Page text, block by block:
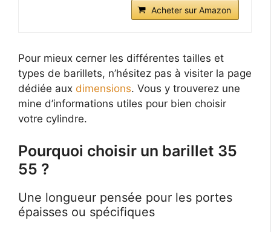
Acheter sur Amazon
Pour mieux cerner les différentes tailles et
types de barillets, n’hésitez pas à visiter la page
dédiée aux dimensions. Vous y trouverez une
mine d’informations utiles pour bien choisir
votre cylindre.
Pourquoi choisir un barillet 35
55 ?
Une longueur pensée pour les portes
épaisses ou spécifiques